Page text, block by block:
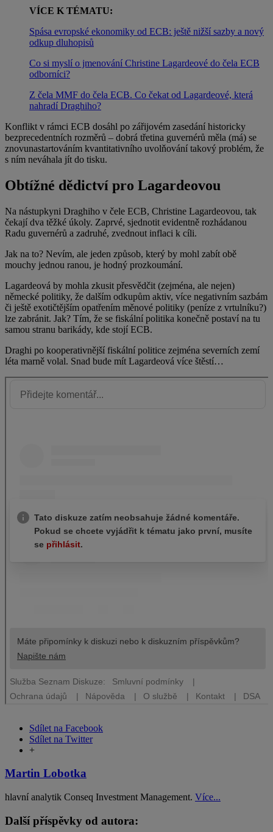
VÍCE K TÉMATU:
Spása evropské ekonomiky od ECB: ještě nižší sazby a nový
odkup dluhopisů
Co si myslí o jmenování Christine Lagardeové do čela ECB
odborníci?
Z čela MMF do čela ECB. Co čekat od Lagardeové, která
nahradí Draghiho?
Konflikt v rámci ECB dosáhl po zářijovém zasedání historicky
bezprecedentních rozměrů – dobrá třetina guvernérů měla (má) se
znovunastartováním kvantitativního uvolňování takový problém, že
s ním neváhala jít do tisku.
Obtížné dědictví pro Lagardeovou
Na nástupkyni Draghiho v čele ECB, Christine Lagardeovou, tak
čekají dva těžké úkoly. Zaprvé, sjednotit evidentně rozhádanou
Radu guvernérů a zadruhé, zvednout inflaci k cíli.
Jak na to? Nevím, ale jeden způsob, který by mohl zabít obě
mouchy jednou ranou, je hodný prozkoumání.
Lagardeová by mohla zkusit přesvědčit (zejména, ale nejen)
německé politiky, že dalším odkupům aktiv, více negativním sazbám
či ještě exotičtějším opatřením měnové politiky (peníze z vrtulníku?)
lze zabránit. Jak? Tím, že se fiskální politika konečně postaví na tu
samou stranu barikády, kde stojí ECB.
Draghi po kooperativnější fiskální politice zejména severních zemí
léta marně volal. Snad bude mít Lagardeová více štěstí…
Sdílet na Facebook
Sdílet na Twitter
+
Martin Lobotka
hlavní analytik Conseq Investment Management. Více...
Další příspěvky od autora: